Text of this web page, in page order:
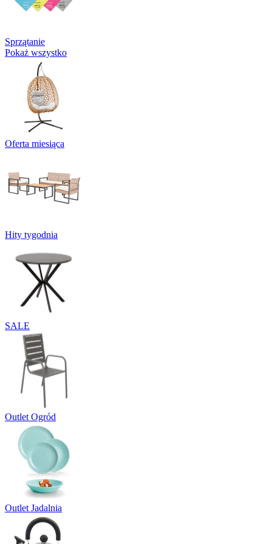
Sprzątanie
Pokaż wszystko
Oferta miesiąca
Hity tygodnia
SALE
Outlet Ogród
Outlet Jadalnia